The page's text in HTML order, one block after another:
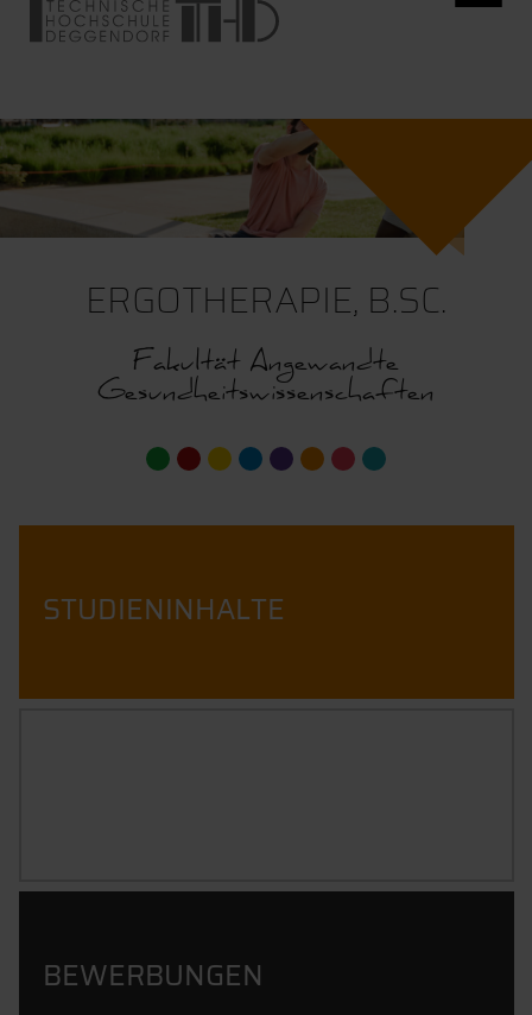
ERGOTHERAPIE, B.SC.
Fakultät Angewandte
Gesundheitswissenschaften
STUDIENINHALTE
BEWERBUNGEN